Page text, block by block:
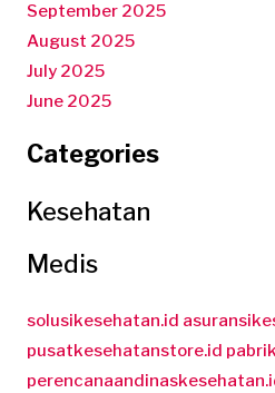
September 2025
August 2025
July 2025
June 2025
Categories
Kesehatan
Medis
solusikesehatan.id
pusatkesehatanstore.id